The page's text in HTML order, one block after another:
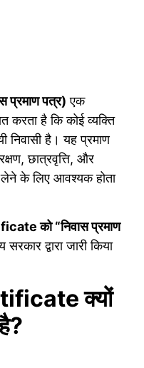
पत्र) एक
करता है कि कोई व्यक्ति
निवासी है। यह प्रमाण
छात्रवृत्ति, और
लेने के लिए आवश्यक होता
को “निवास प्रमाण
द्वारा जारी किया
क्यों